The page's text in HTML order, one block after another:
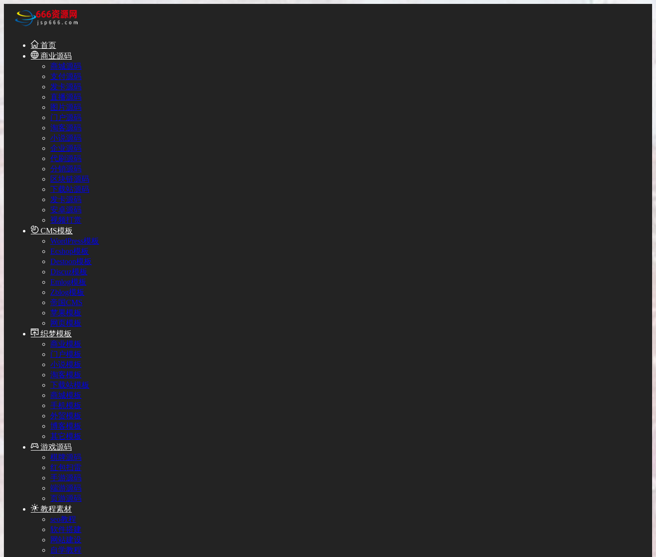
首页
商业源码
商城源码
支付源码
发卡源码
直播源码
图片源码
门户源码
淘客源码
小说源码
企业源码
代刷源码
分销源码
区块链源码
下载站源码
发卡源码
安卓源码
视频打赏
CMS模板
WordPress模板
Ecshop模板
Destoon模板
Discuz模板
Emlog模板
Zblog模板
帝国CMS
苹果模板
网页模板
织梦模板
商业模板
门户模板
小说模板
淘客模板
下载站模板
商城模板
手机模板
外贸模板
博客模板
其它模板
游戏源码
棋牌源码
红包扫雷
手游源码
端游源码
页游源码
教程素材
seo教程
软件搭建
网站建设
自学教程